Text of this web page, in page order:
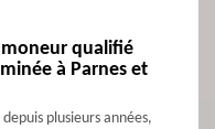
qualifié
à Parnes et
plusieurs années,